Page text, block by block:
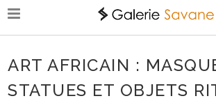
ART AFRICAIN :
STATUES ET OBJETS